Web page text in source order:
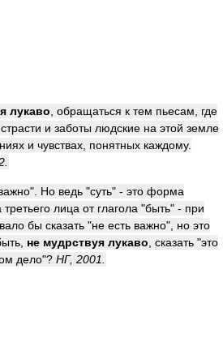
лукаво , обращаться к тем пьесам, где
и заботы людские на этой земле
и чувствах, понятных каждому.
Но ведь "суть" - это форма
лица от глагола "быть" - при
бы сказать "не есть важно", но это
не мудрствуя лукаво , сказать "это
дело"? НГ, 2001.